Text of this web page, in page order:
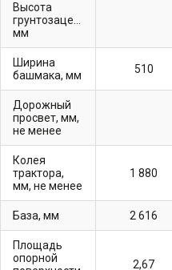
Высота
грунтозацепов,
мм
Ширина
башмака, мм
510
Дорожный
просвет, мм,
не менее
Колея
трактора,
мм, не менее
1 880
База, мм 2 616
Площадь
опорной
2,67